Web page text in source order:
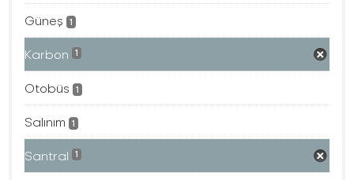
Güneş 1
Karbon 1
Otobüs 1
Salınım 1
Santral 1